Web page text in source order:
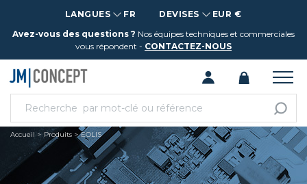
LANGUES FR DEVISES
EUR €
Avez-vous des questions ? Nos équipes techniques et commerciales
vous répondent - CONTACTEZ-NOUS
Accueil Produits EOLIS